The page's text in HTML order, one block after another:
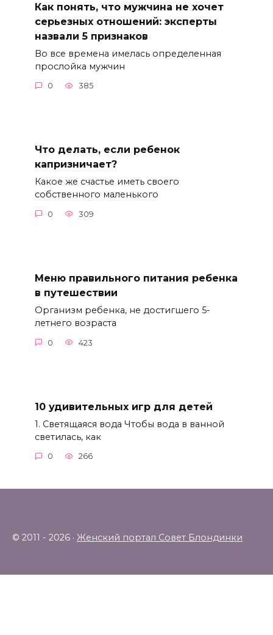
Как понять, что мужчина не хочет
серьезных отношений: эксперты
назвали 5 признаков
Во все времена имелась определенная
прослойка мужчин
0 385
Что делать, если ребенок
капризничает?
Какое же счастье иметь своего
собственного маленького
0 309
Меню правильного питания ребенка
в путешествии
Организм ребенка, не достигшего 5-
летнего возраста
0 423
10 удивительных игр для детей
1. Светящаяся вода Чтобы вода в ванной
светилась, как
0 266
© 2011 - 2026 · Женский портал Совет Блондинки